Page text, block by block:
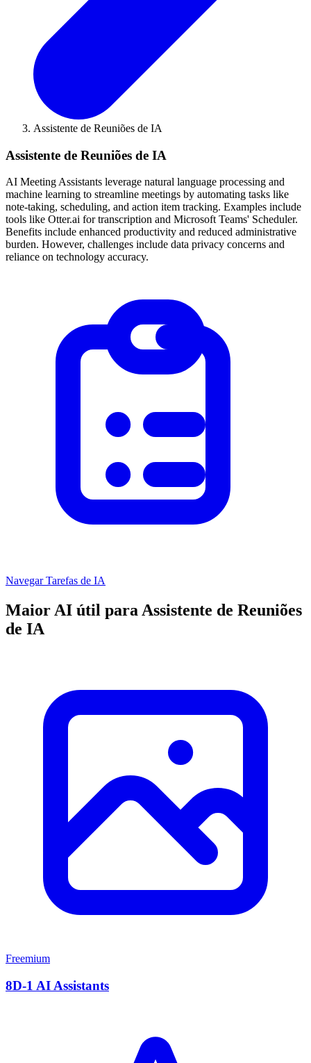
Assistente de Reuniões de IA
Assistente de Reuniões de IA
AI Meeting Assistants leverage natural language processing and
machine learning to streamline meetings by automating tasks like
note-taking, scheduling, and action item tracking. Examples include
tools like Otter.ai for transcription and Microsoft Teams' Scheduler.
Benefits include enhanced productivity and reduced administrative
burden. However, challenges include data privacy concerns and
reliance on technology accuracy.
Navegar Tarefas de IA
Maior AI útil para Assistente de Reuniões
de IA
Freemium
8D-1 AI Assistants